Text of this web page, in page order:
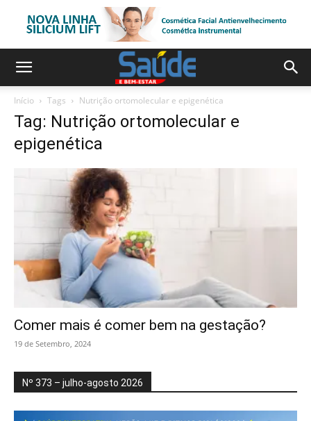
Início Tags Nutrição ortomolecular e epigenética
Tag: Nutrição ortomolecular e
epigenética
Comer mais é comer bem na gestação?
19 de Setembro, 2024
Nº 373 – julho-agosto 2026